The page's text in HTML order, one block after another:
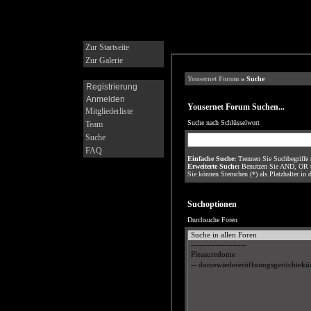
Zur Startseite
Zur Galerie
Registrierung
Anmelden
Mitgliederliste
Team
Suche
FAQ
Yousernet Forum» Suche
Yousernet Forum Suchen...
Suche nach Schlüsselwort
Einfache Suche:Trennen Sie Suchbegriffe
Erweiterte Suche:Benutzen Sie AND, OR
Sie können Sternchen (*) als Platzhalter in
Suchoptionen
Durchsuche Foren